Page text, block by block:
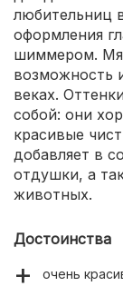
любительниц
оформления
шиммером.
возможность
веках.
собой: они
красивые
добавляет в
отдушки, а
животных.
Достоинства
очень